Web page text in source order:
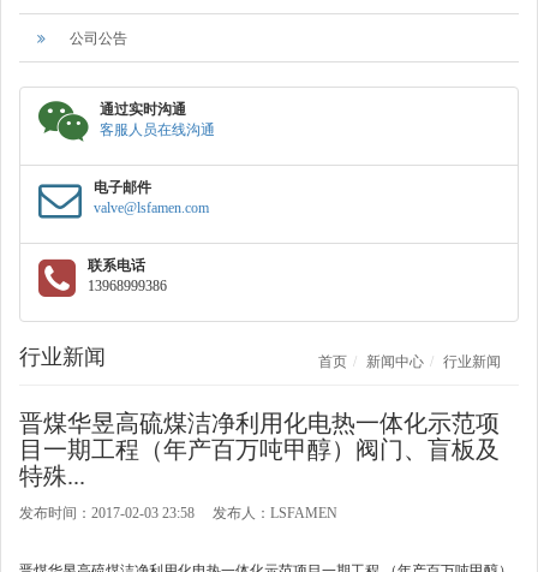
公司公告
通过实时沟通
客服人员在线沟通
电子邮件
valve@lsfamen.com
联系电话
13968999386
行业新闻 首页 新闻中心 行业新闻
晋煤华昱高硫煤洁净利用化电热一体化示范项
目一期工程（年产百万吨甲醇）阀门、盲板及
特殊...
发布时间：2017-02-03 23:58 发布人：LSFAMEN